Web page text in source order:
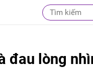
đau lòng